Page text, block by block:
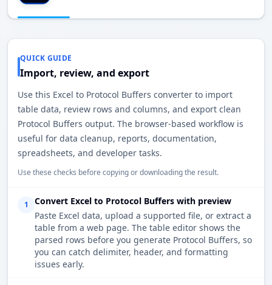
QUICK GUIDE
Import, review, and export
Use this Excel to Protocol Buffers converter to import
table data, review rows and columns, and export clean
Protocol Buffers output. The browser-based workflow is
useful for data cleanup, reports, documentation,
spreadsheets, and developer tasks.
Use these checks before copying or downloading the result.
1
Convert Excel to Protocol Buffers with preview
Paste Excel data, upload a supported file, or extract a
table from a web page. The table editor shows the
parsed rows before you generate Protocol Buffers, so
you can catch delimiter, header, and formatting
issues early.